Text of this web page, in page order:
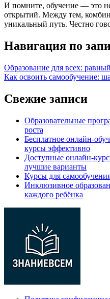
И помните, обучение — это
открытий. Между тем,
уникальный путь. Честно
Навигация по
Образование для всех:
Как освоить самообучение:
Свежие записи
Образовательные
роста
Бесплатное онлайн-
курсы эффективно
Доступные онлайн-
лучшие варианты
Курсы для
Инклюзивное
каждого ребёнка